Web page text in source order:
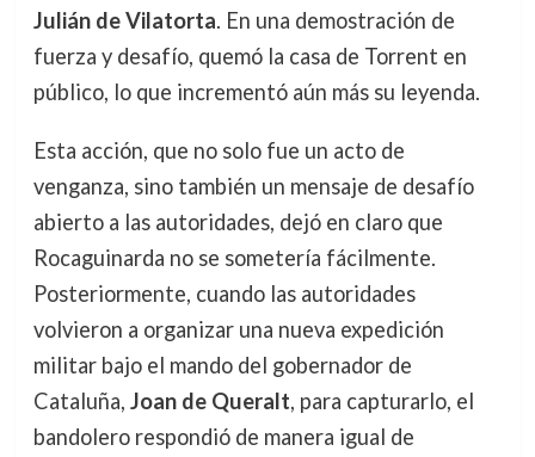
Julián de Vilatorta. En una demostración de
fuerza y desafío, quemó la casa de Torrent en
público, lo que incrementó aún más su leyenda.
Esta acción, que no solo fue un acto de
venganza, sino también un mensaje de desafío
abierto a las autoridades, dejó en claro que
Rocaguinarda no se sometería fácilmente.
Posteriormente, cuando las autoridades
volvieron a organizar una nueva expedición
militar bajo el mando del gobernador de
Cataluña, Joan de Queralt, para capturarlo, el
bandolero respondió de manera igual de